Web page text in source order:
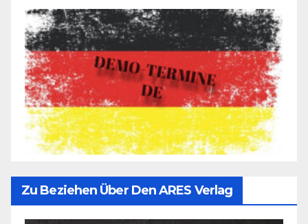
Zu Beziehen Über Den ARES Verlag